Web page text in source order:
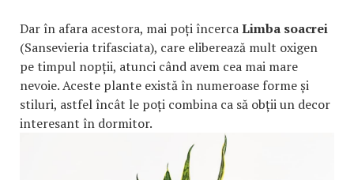
Dar în afara acestora, mai poți încercaLimba soacrei
(Sansevieria trifasciata), care eliberează mult oxigen
pe timpul nopții, atunci când avem cea mai mare
nevoie. Aceste plante există în numeroase forme și
stiluri, astfel încât le poți combina ca să obții un decor
interesant în dormitor.